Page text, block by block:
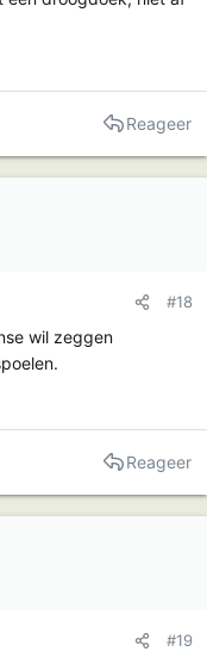
Reageer
#18
wil zeggen
Reageer
#19